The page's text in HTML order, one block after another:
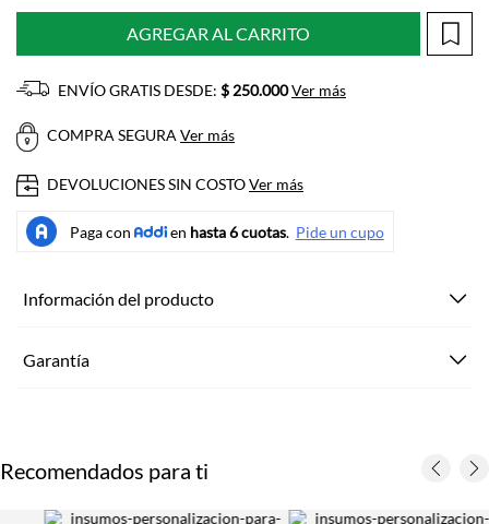
AGREGAR AL CARRITO
ENVÍO GRATIS DESDE: $ 250.000Ver más
COMPRA SEGURA Ver más
DEVOLUCIONES SIN COSTOVer más
Información del producto
Garantía
Recomendados para ti